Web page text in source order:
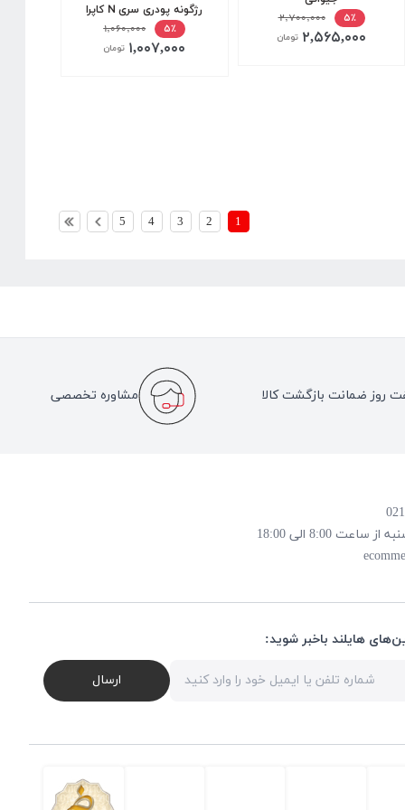
۵٪
۲,۷۰۰,۰۰۰
۲,۵۶۵,۰۰۰ تومان
رژگونه پودری سری N کاپرا
۵٪
۱,۰۶۰,۰۰۰
۱,۰۰۷,۰۰۰ تومان
1
2
3
4
5
روز ضمانت بازگشت کالا مشاوره تخصصی
8:00 الی 18:00
هایلند باخبر شوید:
ارسال